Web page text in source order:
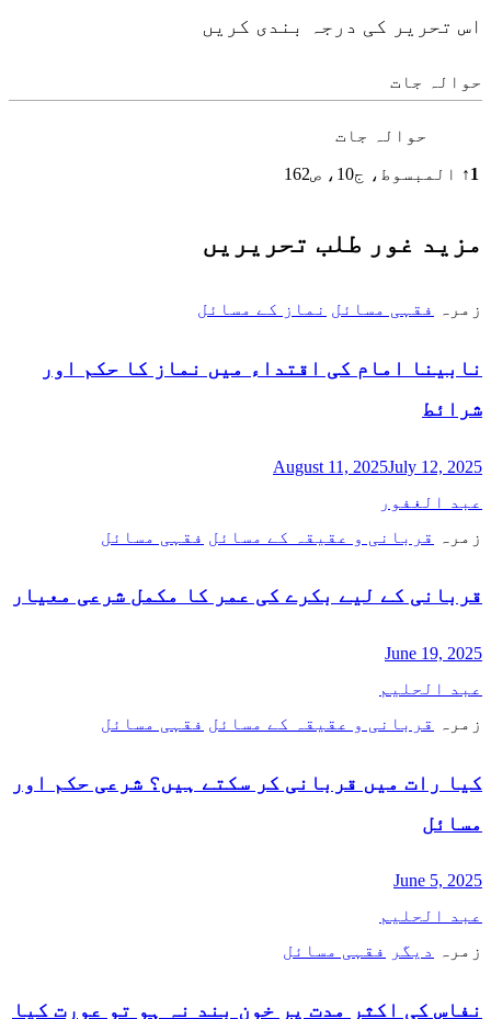
اس تحریر کی درجہ بندی کریں
حوالہ جات
حوالہ جات
1
↑ المبسوط، ج10، ص162
مزید غور طلب تحریریں
زمرہ فقہی مسائل نماز کے مسائل
نابینا امام کی اقتداء میں نماز کا حکم اور
شرائط
August 11, 2025July 12, 2025
عبد الغفور
زمرہ
قربانی و عقیقہ کے مسائل فقہی مسائل
قربانی کے لیے بکرے کی عمر کا مکمل شرعی معیار
June 19, 2025
عبد الحلیم
زمرہ
قربانی و عقیقہ کے مسائل فقہی مسائل
کیا رات میں قربانی کر سکتے ہیں؟ شرعی حکم اور
مسائل
June 5, 2025
عبد الحلیم
زمرہ
دیگر فقہی مسائل
نفاس کی اکثر مدت پر خون بند نہ ہو تو عورت کیا